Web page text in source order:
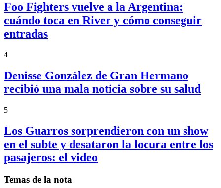
Foo Fighters vuelve a la Argentina:
cuándo toca en River y cómo conseguir
entradas
4
Denisse González de Gran Hermano
recibió una mala noticia sobre su salud
5
Los Guarros sorprendieron con un show
en el subte y desataron la locura entre los
pasajeros: el video
Temas de la nota